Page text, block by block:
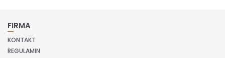
FIRMA
KONTAKT
REGULAMIN